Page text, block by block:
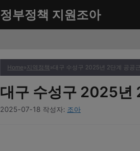
정부정책 지원조아
Home»지역정책 »대구 수성구 2025년 2단계 공공
대구 수성구 2025년
2025-07-18 작성자: 조아